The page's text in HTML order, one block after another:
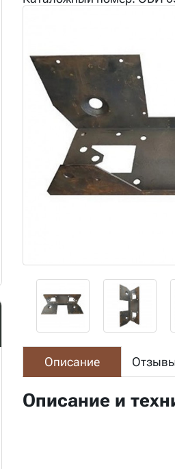
Описание
Описание и